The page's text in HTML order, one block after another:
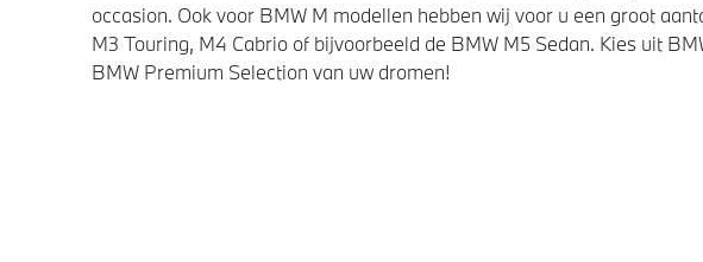
occasion. Ook voor BMW M modellen hebben wij voor u een groot
M3 Touring, M4 Cabrio of bijvoorbeeld de BMW M5 Sedan. Kies uit
BMW Premium Selection van uw dromen!